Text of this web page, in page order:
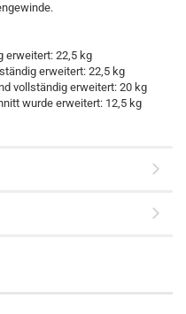
erweitert: 22,5 kg
erweitert: 22,5 kg
vollständig erweitert: 20 kg
wurde erweitert: 12,5 kg